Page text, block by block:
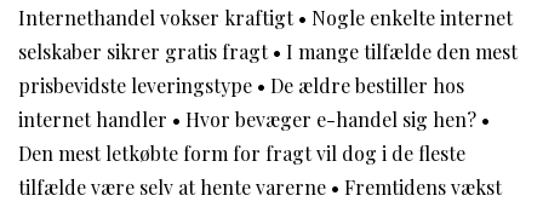
Internethandel vokser kraftigt• Nogle enkelte internet
selskaber sikrer gratis fragt• I mange tilfælde den mest
prisbevidste leveringstype • De ældre bestiller hos
internet handler • Hvor bevæger e-handel sig hen? •
Den mest letkøbte form for fragt vil dog i de fleste
tilfælde være selv at hente varerne • Fremtidens vækst